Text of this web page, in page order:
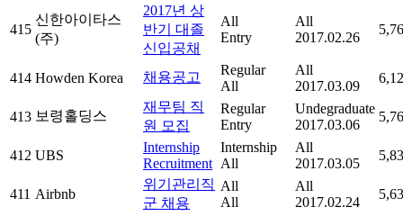
415
신한아이타스
(주)
2017년 상
반기 대졸
신입공채
All
Entry
All
2017.02.26
414 Howden Korea 채용공고
Regular
All
All
2017.03.09
413 보령홀딩스
재무팀 직
원 모집
Regular
Entry
Undegraduate
2017.03.06
412 UBS
Internship
Recruitment
Internship
All
All
2017.03.05
411 Airbnb
위기관리직
군 채용
All
All
All
2017.02.24